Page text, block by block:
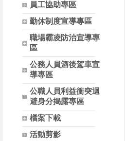
員工協助專區
勤休制度宣導專區
職場霸凌防治宣導專
區
公務人員酒後駕車宣
導專區
公職人員利益衝突迴
避身分揭露專區
檔案下載
活動剪影